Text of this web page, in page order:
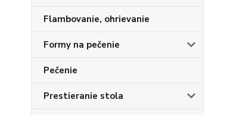
Flambovanie, ohrievanie
Formy na pečenie
Pečenie
Prestieranie stola